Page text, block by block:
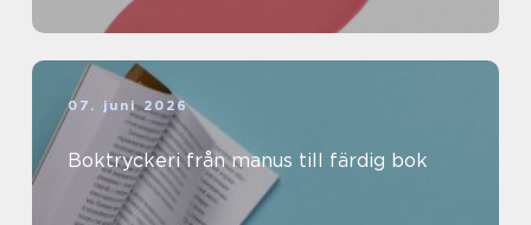
07. juni 2026
Boktryckeri från manus till färdig bok